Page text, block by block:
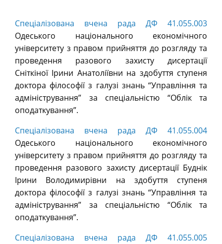
Спеціалізована вчена рада ДФ 41.055.003
Одеського національного економічного
університету з правом прийняття до розгляду та
проведення разового захисту дисертації
Сніткіної Ірини Анатоліївни на здобуття ступеня
доктора філософії з галузі знань “Управління та
адміністрування” за спеціальністю “Облік та
оподаткування”.
Спеціалізована вчена рада ДФ 41.055.004
Одеського національного економічного
університету з правом прийняття до розгляду та
проведення разового захисту дисертації Буднік
Ірини Володимирівни на здобуття ступеня
доктора філософії з галузі знань “Управління та
адміністрування” за спеціальністю “Облік та
оподаткування”.
Спеціалізована вчена рада ДФ 41.055.005